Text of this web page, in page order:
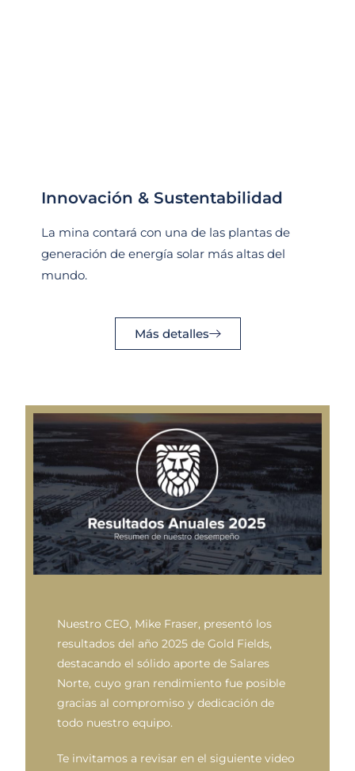
Innovación & Sustentabilidad
La mina contará con una de las plantas de
generación de energía solar más altas del
mundo.
Más detalles
Nuestro CEO, Mike Fraser, presentó los
resultados del año 2025 de Gold Fields,
destacando el sólido aporte de Salares
Norte, cuyo gran rendimiento fue posible
gracias al compromiso y dedicación de
todo nuestro equipo.
Te invitamos a revisar en el siguiente video